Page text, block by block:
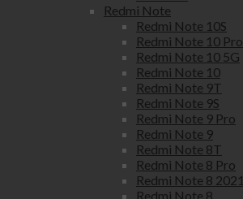
Redmi Note
Redmi Note 10S
Redmi Note 10 Pro
Redmi Note 10 5G
Redmi Note 10
Redmi Note 9T
Redmi Note 9S
Redmi Note 9 Pro
Redmi Note 9
Redmi Note 8T
Redmi Note 8 Pro
Redmi Note 8 2021
Redmi Note 8